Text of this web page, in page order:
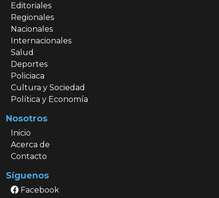
Editoriales
Regionales
Nacionales
Internacionales
Salud
Deportes
Policiaca
Cultura y Sociedad
Política y Economía
Nosotros
Inicio
Acerca de
Contacto
Síguenos
Facebook